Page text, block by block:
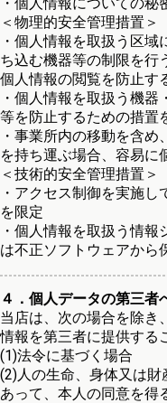
＜物理的安全管理措置＞
・個人情報を取扱う区
ち込む機器等の制限を行
個人情報の閲覧を防止す
・個人情報を取扱う機
等を防止するための措置
・事業所内の移動を含
を持ち運ぶ場合、容易に
＜技術的安全管理措置＞
・アクセス制御を実施
を限定
・個人情報を取扱う情
は不正ソフトウェアから
４．個人データの第三者
当店は、次の場合を除き
情報を第三者に提供する
(1)法令に基づく場合
(2)人の生命、身体又は
あって、本人の同意を得